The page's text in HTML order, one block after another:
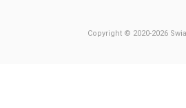
Copyright © 2020-2026